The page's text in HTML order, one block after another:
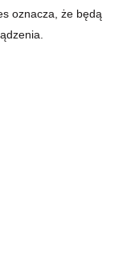
oznacza, że będą